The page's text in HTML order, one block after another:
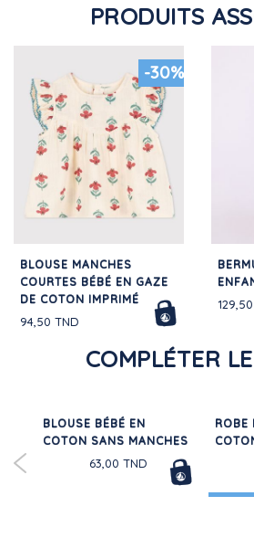
PRODUITS
-30%
BLOUSE MANCHES
COURTES BÉBÉ EN GAZE
DE COTON IMPRIMÉ
94,50 TND
COMPLÉTER
BLOUSE BÉBÉ EN
COTON SANS MANCHES
63,00 TND
ROBE